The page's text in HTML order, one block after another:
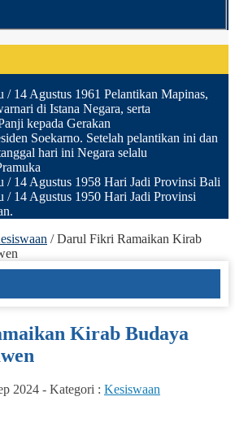
/ 14 Agustus 1961 Pelantikan Mapinas,
di Istana Negara, serta
kepada Gerakan
Soekarno. Setelah pelantikan ini dan
hari ini Negara selalu
/ 14 Agustus 1958 Hari Jadi Provinsi Bali
/ 14 Agustus 1950 Hari Jadi Provinsi
/Darul Fikri Ramaikan Kirab
Kirab Budaya
2024 - Kategori : Kesiswaan